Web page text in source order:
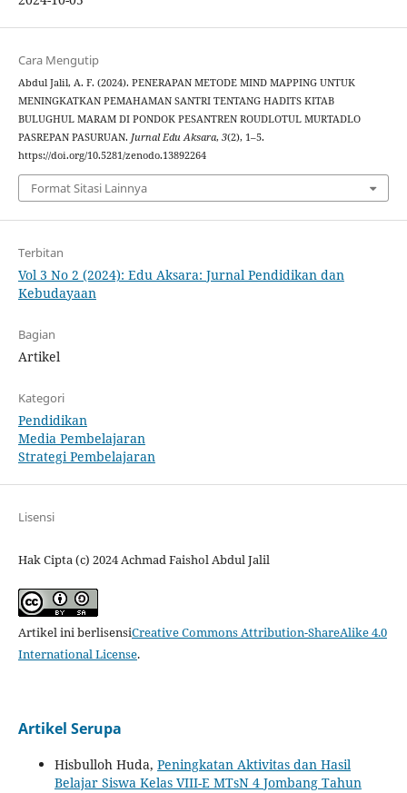
Cara Mengutip
Abdul Jalil, A. F. (2024). PENERAPAN METODE MIND MAPPING UNTUK
MENINGKATKAN PEMAHAMAN SANTRI TENTANG HADITS KITAB
BULUGHUL MARAM DI PONDOK PESANTREN ROUDLOTUL MURTADLO
PASREPAN PASURUAN. Jurnal Edu Aksara, 3(2), 1–5.
https://doi.org/10.5281/zenodo.13892264
Format Sitasi Lainnya
Terbitan
Vol 3 No 2 (2024): Edu Aksara: Jurnal Pendidikan dan
Kebudayaan
Bagian
Artikel
Kategori
Pendidikan
Media Pembelajaran
Strategi Pembelajaran
Lisensi
Hak Cipta (c) 2024 Achmad Faishol Abdul Jalil
Artikel ini berlisensiCreative Commons Attribution-ShareAlike 4.0
International License.
Artikel Serupa
Hisbulloh Huda, Peningkatan Aktivitas dan Hasil
Belajar Siswa Kelas VIII-E MTsN 4 Jombang Tahun